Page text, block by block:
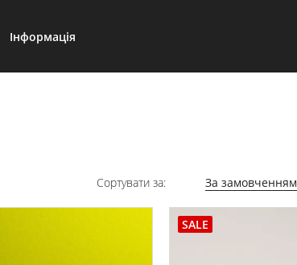
Інформація
Сортувати за: За замовченням
SALE